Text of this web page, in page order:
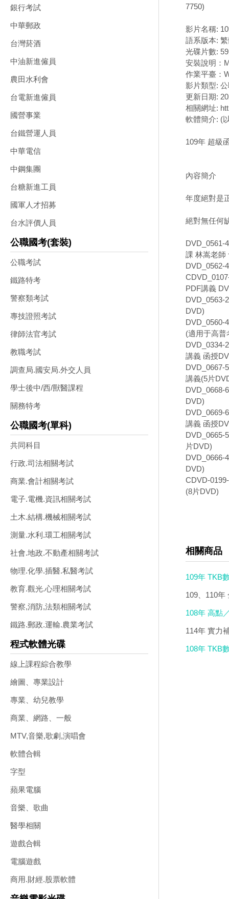
銀行考試
中華郵政
台灣菸酒
中油新進僱員
農田水利會
台電新進僱員
國營事業
台鐵營運人員
中華電信
中鋼集團
台糖新進工員
國軍人才招募
台水評價人員
公職國考(套裝)
公職考試
鐵路特考
警察類考試
專技證照考試
律師法官考試
教職考試
調查局.國安局.外交人員
學士後中/西/獸醫課程
關務特考
公職國考(單科)
共同科目
行政.司法相關考試
商業.會計相關考試
電子.電機.資訊相關考試
土木.結構.機械相關考試
測量.水利.環工相關考試
社會.地政.不動產相關考試
物理.化學.插醫.私醫考試
教育.觀光.心理相關考試
警察,消防,法類相關考試
鐵路.郵政.運輸.農業考試
程式軟體光碟
線上課程綜合教學
繪圖、專業設計
專業、幼兒教學
商業、網路、一般
MTV,音樂,歌劇,演唱會
軟體合輯
字型
蘋果電腦
音樂、歌曲
醫學相關
遊戲合輯
電腦遊戲
商用.財經.股票軟體
7750)
影片名稱:
語系版本:
光碟片數:
安裝說明：
作業平臺：
影片類型:
更新日期:
相關網址:
軟體簡介: (
109年 超級
內容簡介
年度絕對是
絕對無任何
DVD_0561-
課 林嵩老師
DVD_0562-
PDF講義
DVD_0563-
DVD)
DVD_0560-
(適用于高普
DVD_0334-
講義 函授
DVD_0667-
講義(5片
DVD_0668-
DVD)
DVD_0669-
講義 函授
DVD_0665-
片DVD)
DVD_0666-
DVD)
CDVD-
(8片DVD)
相關商品
109年 TKB
3200)
109、110年
(66片裝)(特
108年 高點
裝)(特價
114年 實力
108年 TKB